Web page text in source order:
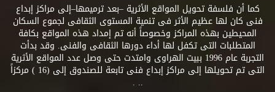
كما أن فلسفة تحويل المواقع الأثرية –بعد ترميمها–إلى مراكز إبداع
فنى كان لها عظيم الأثر فى تنمية المستوى الثقافى لجموع السكان
المحيطين بهذه المراكز وخصوصاً أنه تم إمداد هذه المواقع بكافة
المتطلبات التى تكفل لها أداء دورها الثقافى والفنى. وقد بدأت
التجربة عام 1996 ببيت الهراوى وامتدت حتى وصل عدد المواقع الأثرية
التى تم تحويلها إلى مراكز إبداع فنى تابعة للصندوق إلى (16 ) مركزاً
.. .